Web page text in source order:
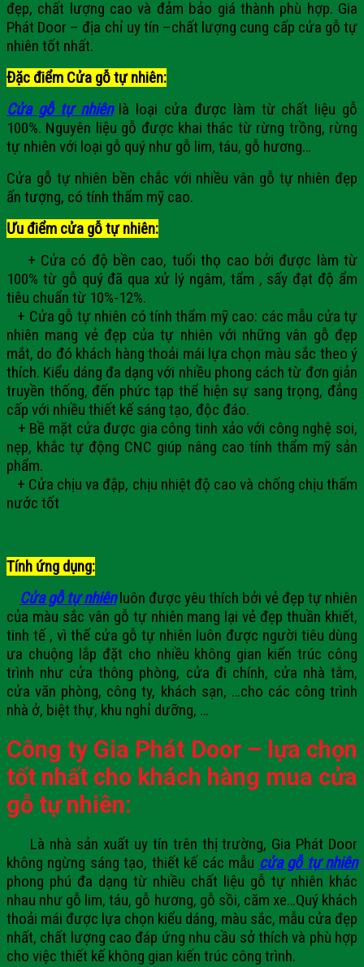
đẹp, chất lượng cao và đảm bảo giá thành phù hợp. Gia
Phát Door – địa chỉ uy tín –chất lượng cung cấp cửa gỗ tự
nhiên tốt nhất.
Đặc điểm Cửa gỗ tự nhiên:
Cửa gỗ tự nhiênlà loại cửa được làm từ chất liệu gỗ
100%. Nguyên liệu gỗ được khai thác từ rừng trồng, rừng
tự nhiên với loại gỗ quý như gỗ lim, táu, gỗ hương…
Cửa gỗ tự nhiên bền chắc với nhiều vân gỗ tự nhiên đẹp
ấn tượng, có tính thẩm mỹ cao.
Ưu điểm cửa gỗ tự nhiên:
+ Cửa có độ bền cao, tuổi thọ cao bởi được làm từ
100% từ gỗ quý đã qua xử lý ngâm, tẩm , sấy đạt độ ẩm
tiêu chuẩn từ 10%-12%.
+ Cửa gỗ tự nhiên có tính thẩm mỹ cao: các mẫu cửa tự
nhiên mang vẻ đẹp của tự nhiên với những vân gỗ đẹp
mắt, do đó khách hàng thoải mái lựa chọn màu sắc theo ý
thích. Kiểu dáng đa dạng với nhiều phong cách từ đơn giản
truyền thống, đến phức tạp thể hiện sự sang trọng, đẳng
cấp với nhiều thiết kế sáng tạo, độc đáo.
+ Bề mặt cửa được gia công tinh xảo với công nghệ soi,
nẹp, khắc tự động CNC giúp nâng cao tính thẩm mỹ sản
phẩm.
+ Cửa chịu va đập, chịu nhiệt độ cao và chống chịu thấm
nước tốt
Tính ứng dụng:
Cửa gỗ tự nhiênluôn được yêu thích bởi vẻ đẹp tự nhiên
của màu sắc vân gỗ tự nhiên mang lại vẻ đẹp thuần khiết,
tinh tế , vì thế cửa gỗ tự nhiên luôn được người tiêu dùng
ưa chuộng lắp đặt cho nhiều không gian kiến trúc công
trình như cửa thông phòng, cửa đi chính, cửa nhà tắm,
cửa văn phòng, công ty, khách sạn, …cho các công trình
nhà ở, biệt thự, khu nghỉ dưỡng, …
Công ty Gia Phát Door – lựa chọn
tốt nhất cho khách hàng mua cửa
gỗ tự nhiên:
Là nhà sản xuất uy tín trên thị trường, Gia Phát Door
không ngừng sáng tạo, thiết kế các mẫu cửa gỗ tự nhiên
phong phú đa dạng từ nhiều chất liệu gỗ tự nhiên khác
nhau như gỗ lim, táu, gỗ hương, gỗ sồi, căm xe…Quý khách
thoải mái được lựa chọn kiểu dáng, màu sắc, mẫu cửa đẹp
nhất, chất lượng cao đáp ứng nhu cầu sở thích và phù hợp
cho việc thiết kế không gian kiến trúc công trình.